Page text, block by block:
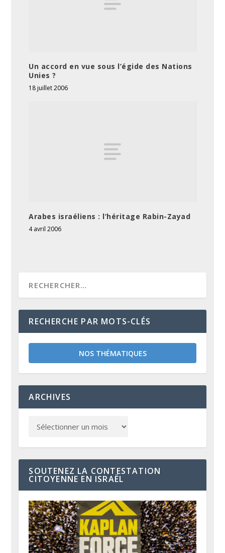
Un accord en vue sous l’égide des Nations
Unies ?
18 juillet 2006
Arabes israéliens : l’héritage Rabin-Zayad
4 avril 2006
RECHERCHE PAR MOTS-CLÉS
NOS THÉMATIQUES
ARCHIVES
SOUTENEZ LA CONTESTATION
CITOYENNE EN ISRAËL